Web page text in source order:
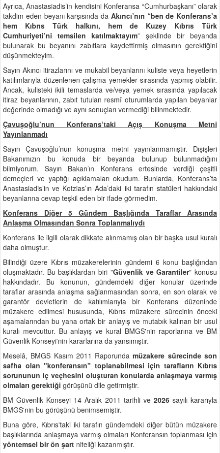
Ayrıca, Anastasiadis’in kendisini Konferansa “Cumhurbaşkanı” olarak
takdim eden beyanı karşısında da Akıncı’nın “ben de Konferans’a
hem Kıbrıs Türk halkını, hem de Kuzey Kıbrıs Türk
Cumhuriyeti’ni temsilen katılmaktayım” şeklinde bir beyanda
bulunarak bu beyanını zabıtlara kaydettirmiş olmasının gerektiğini
düşünmekteyim.
Sayın Akıncı itirazlarını ve mukabil beyanlarını kuliste veya heyetlerin
katılımlarıyla düzenlenen çalışma yemekler sırasında yapmış olabilir.
Ancak, kulisteki ikili temaslarda ve/veya yemek sırasında yapılacak
itiraz beyanlarının, zabıt tutulan resmî oturumlarda yapılan beyanlar
değerinde olmadığı ve aynı sonuçları vermediği bilinmektedir.
Çavuşoğlu’nun Konferans’taki Açış Konuşma Metni
Yayınlanmadı
Sayın Çavuşoğlu’nun konuşma metni yayınlanmamıştır. Dışişleri
Bakanımızın bu konuda bir beyanda bulunup bulunmadığını
bilmiyorum. Sayın Bakan’ın Konferans ertesinde verdiği çeşitli
demeçleri ve yaptığı açıklamaları okudum. Bunlarda, Konferans’ta
Anastasiadis’in ve Kotzias’ın Ada’daki iki tarafın statüleri hakkındaki
beyanlarına cevap teşkil eden bir ifade görmedim.
Konferans Diğer 5 Gündem Başlığında Taraflar Arasında
Anlaşma Olmasından Sonra Toplanmalıydı
Konferans ile ilgili olarak dikkate alınmamış olan bir başka usul kuralı
daha olmuştur.
Bilindiği üzere Kıbrıs müzakerelerinin gündemi 6 konu başlığından
oluşmaktadır. Bu başlıklardan biri "Güvenlik ve Garantiler" konusu
hakkındadır. Bu konunun, gündemdeki diğer konular üzerinde
taraflar arasında anlaşma sağlanmasından sonra, en son olarak ve
garantör devletlerin de katılımlarıyla bir Konferans düzeninde
müzakere edilmesi hususunda, Kıbrıs müzakere sürecinin önceki
aşamalarından bu yana ortak bir anlayış ve mutabık kalınan bir usul
kuralı mevcuttur. Bu anlayış ve kural BMGS'nin raporlarına ve BM
Güvenlik Konseyi'nin kararlarına da yansımıştır.
Meselâ, BMGS Kasım 2011 Raporundamüzakere sürecinde son
safha olan "konferansın" toplanabilmesi için tarafların Kıbrıs
sorununun iç veçhesini oluşturan konularda anlaşmaya varmış
olmaları gerektiği görüşünü dile getirmiştir.
BM Güvenlik Konseyi 14 Aralık 2011 tarihli ve 2026sayılı kararıyla
BMGS'nin bu görüşünü benimsemiştir.
Buna göre, Kıbrıs'taki iki tarafın gündemdeki diğer bütün müzakere
başlıklarında anlaşmaya varmış olmaları Konferansın toplanması için
yöntemsel bir ön şart niteliği kazanmıştır.